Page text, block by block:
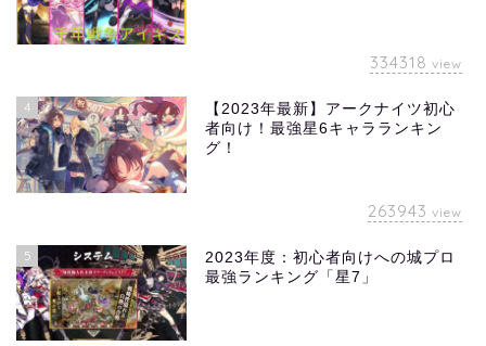
334318 view
4
【2023年最新】アークナイツ初心
者向け！最強星6キャラランキン
グ！
263943 view
5
2023年度：初心者向けへの城プロ
最強ランキング「星7」